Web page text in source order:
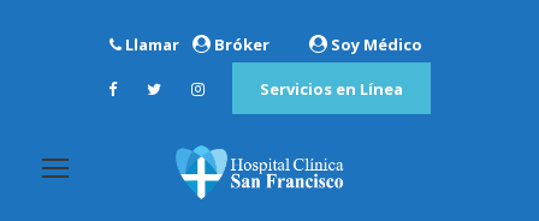
Llamar Bróker Soy Médico
Servicios en Línea